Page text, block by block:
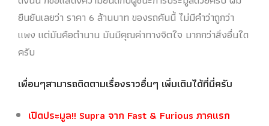
ยืนยันเลยว่า ราคา 6 ล้านบาท ของรถคันนี้ ไม่มีคำว่าถูกว่า
แพง แต่มันคือตำนาน มันมีคุณค่าทางจิตใจ มากกว่าสิ่งอื่นใด
ครับ
เพื่อนๆสามารถติดตามเรื่องราวอื่นๆ เพิ่มเติมได้ที่นี่ครับ
เปิดประมูล!! Supra จาก Fast & Furious ภาคแรก